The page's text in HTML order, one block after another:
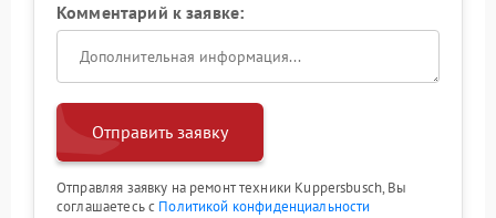
Комментарий к заявке:
Отправить заявку
Отправляя заявку на ремонт техники Kuppersbusch, Вы
соглашаетесь с Политикой конфиденциальности